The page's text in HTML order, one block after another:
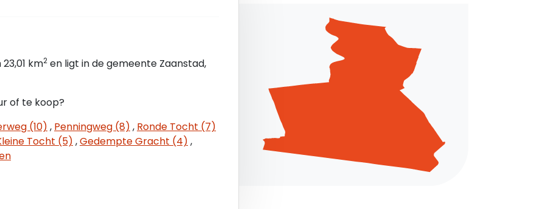
km2en ligt in de gemeente Zaanstad,
of te koop?
(10) , Penningweg (8) , Ronde Tocht (7)
Tocht (5) ,Gedempte Gracht (4) ,